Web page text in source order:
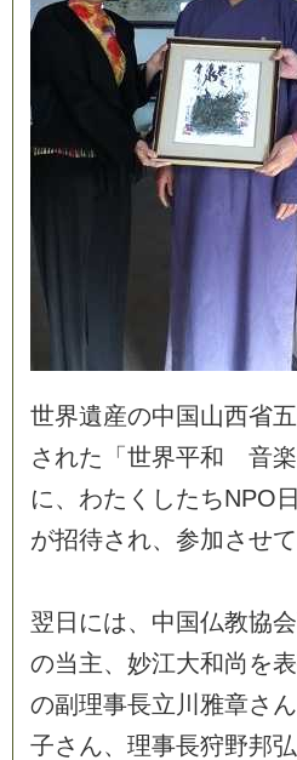
世界遺産の中 国山西省五
さ れた 「 世界平和 音楽
に、 わた く したちNPO 日
が招待さ れ、 参加させて
翌 日 には、 中 国仏教協会
の当主、 妙江大和尚を表
の副 理事長立 川 雅章さ ん
子さ ん、 理事長狩野邦弘